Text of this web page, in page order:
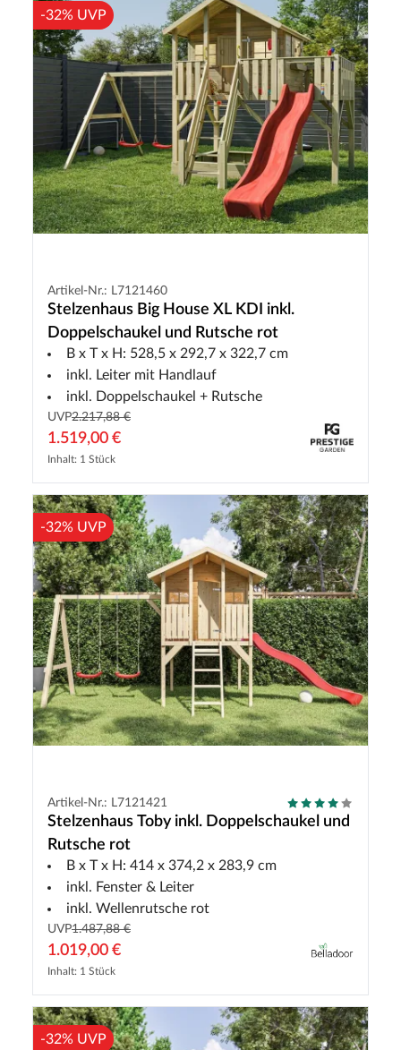
-32% UVP
Artikel-Nr.: L7121460
Stelzenhaus Big House XL KDI inkl.
Doppelschaukel und Rutsche rot
B x T x H: 528,5 x 292,7 x 322,7 cm
inkl. Leiter mit Handlauf
inkl. Doppelschaukel + Rutsche
UVP2.217,88 €
1.519,00 €
Inhalt: 1 Stück
-32% UVP
Artikel-Nr.: L7121421
Stelzenhaus Toby inkl. Doppelschaukel und
Rutsche rot
B x T x H: 414 x 374,2 x 283,9 cm
inkl. Fenster & Leiter
inkl. Wellenrutsche rot
UVP1.487,88 €
1.019,00 €
Inhalt: 1 Stück
-32% UVP